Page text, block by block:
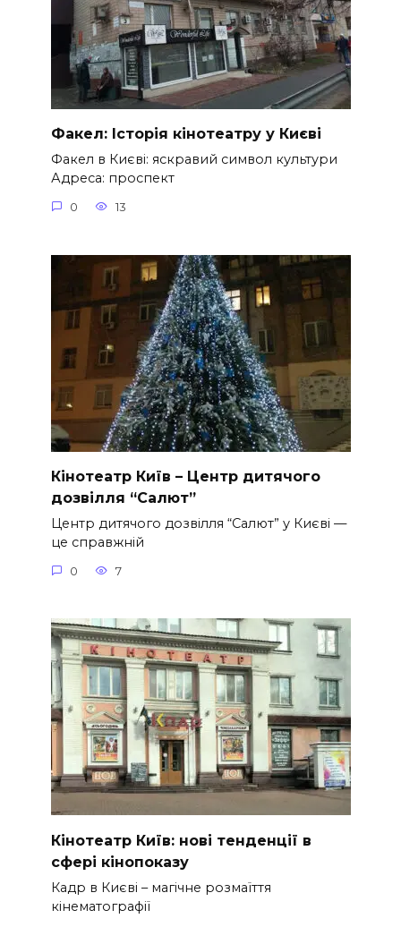
Факел: Історія кінотеатру у Києві
Факел в Києві: яскравий символ культури
Адреса: проспект
0 13
Кінотеатр Київ – Центр дитячого
дозвілля “Салют”
Центр дитячого дозвілля “Салют” у Києві —
це справжній
0 7
Кінотеатр Київ: нові тенденції в
сфері кінопоказу
Кадр в Києві – магічне розмаїття
кінематографії